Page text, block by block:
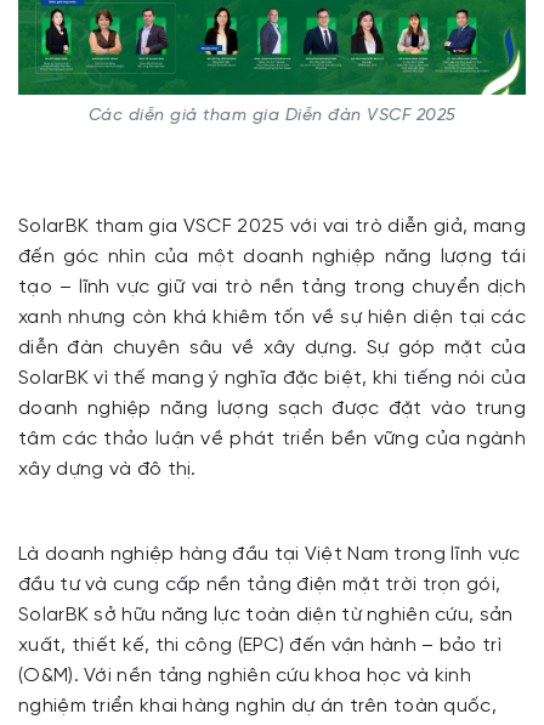
Các diễn giả tham gia Diễn đàn VSCF 2025
SolarBK tham gia VSCF 2025 với vai trò diễn giả, mang
đến góc nhìn của một doanh nghiệp năng lượng tái
tạo – lĩnh vực giữ vai trò nền tảng trong chuyển dịch
xanh nhưng còn khá khiêm tốn về sự hiện diện tại các
diễn đàn chuyên sâu về xây dựng. Sự góp mặt của
SolarBK vì thế mang ý nghĩa đặc biệt, khi tiếng nói của
doanh nghiệp năng lượng sạch được đặt vào trung
tâm các thảo luận về phát triển bền vững của ngành
xây dựng và đô thị.
Là doanh nghiệp hàng đầu tại Việt Nam trong lĩnh vực
đầu tư và cung cấp nền tảng điện mặt trời trọn gói,
SolarBK sở hữu năng lực toàn diện từ nghiên cứu, sản
xuất, thiết kế, thi công (EPC) đến vận hành – bảo trì
(O&M). Với nền tảng nghiên cứu khoa học và kinh
nghiệm triển khai hàng nghìn dự án trên toàn quốc,